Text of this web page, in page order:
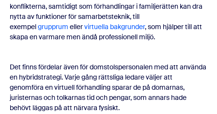
konflikterna, samtidigt som förhandlingar i familjerätten kan dra
nytta av funktioner för samarbetsteknik, till
exempelgrupprum ellervirtuella bakgrunder, som hjälper till att
skapa en varmare men ändå professionell miljö.
Det finns fördelar även för domstolspersonalen med att använda
en hybridstrategi. Varje gång rättsliga ledare väljer att
genomföra en virtuell förhandling sparar de på domarnas,
juristernas och tolkarnas tid och pengar, som annars hade
behövt läggas på att närvara fysiskt.